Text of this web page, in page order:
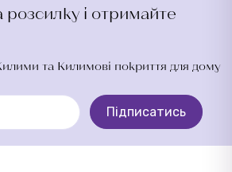
розсилку і отримайте
та Килимові покриття для дому
Підписатись